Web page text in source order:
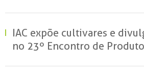
IAC expõe cultivares e
no 23º Encontro de